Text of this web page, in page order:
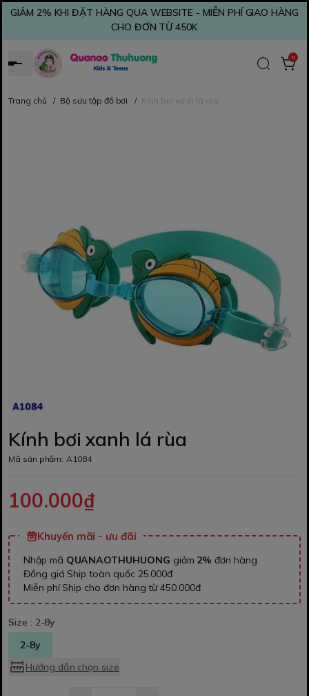
GIẢM 2% KHI ĐẶT HÀNG QUA WEBSITE - MIỄN PHÍ GIAO HÀNG
CHO ĐƠN TỪ 450K
0
Trang chủ / Bộ sưu tập đồ bơi / Kính bơi xanh lá rùa
Kính bơi xanh lá rùa
Mã sản phẩm: A1084
100.000₫
Khuyến mãi - ưu đãi
Nhập mã QUANAOTHUHUONG giảm 2% đơn hàng
Đồng giá Ship toàn quốc 25.000đ
Miễn phí Ship cho đơn hàng từ 450.000đ
Size : 2-8y
2-8y
Hướng dẫn chọn size